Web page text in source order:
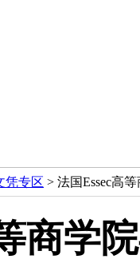
凭专区 > 法国Essec高
商学